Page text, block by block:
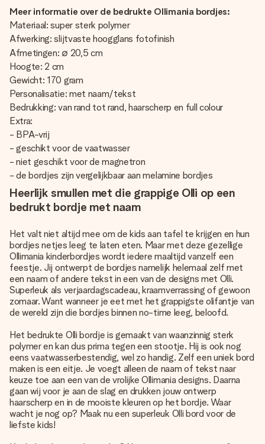
Meer informatie over de bedrukte Ollimania bordjes:
Materiaal: super sterk polymer
Afwerking: slijtvaste hoogglans fotofinish
Afmetingen: ∅ 20,5 cm
Hoogte: 2 cm
Gewicht: 170 gram
Personalisatie: met naam/tekst
Bedrukking: van rand tot rand, haarscherp en full colour
Extra:
- BPA-vrij
- geschikt voor de vaatwasser
- niet geschikt voor de magnetron
- de bordjes zijn vergelijkbaar aan melamine bordjes
Heerlijk smullen met die grappige Olli op een
bedrukt bordje met naam
Het valt niet altijd mee om de kids aan tafel te krijgen en hun
bordjes netjes leeg te laten eten. Maar met deze gezellige
Ollimania kinderbordjes wordt iedere maaltijd vanzelf een
feestje. Jij ontwerpt de bordjes namelijk helemaal zelf met
een naam of andere tekst in een van de designs met Olli.
Superleuk als verjaardagscadeau, kraamverrassing of gewoon
zomaar. Want wanneer je eet met het grappigste olifantje van
de wereld zijn die bordjes binnen no-time leeg, beloofd.
Het bedrukte Olli bordje is gemaakt van waanzinnig sterk
polymer en kan dus prima tegen een stootje. Hij is ook nog
eens vaatwasserbestendig, wel zo handig. Zelf een uniek bord
maken is een eitje. Je voegt alleen de naam of tekst naar
keuze toe aan een van de vrolijke Ollimania designs. Daarna
gaan wij voor je aan de slag en drukken jouw ontwerp
haarscherp en in de mooiste kleuren op het bordje. Waar
wacht je nog op? Maak nu een superleuk Olli bord voor de
liefste kids!